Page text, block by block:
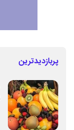
پربازدیدترین